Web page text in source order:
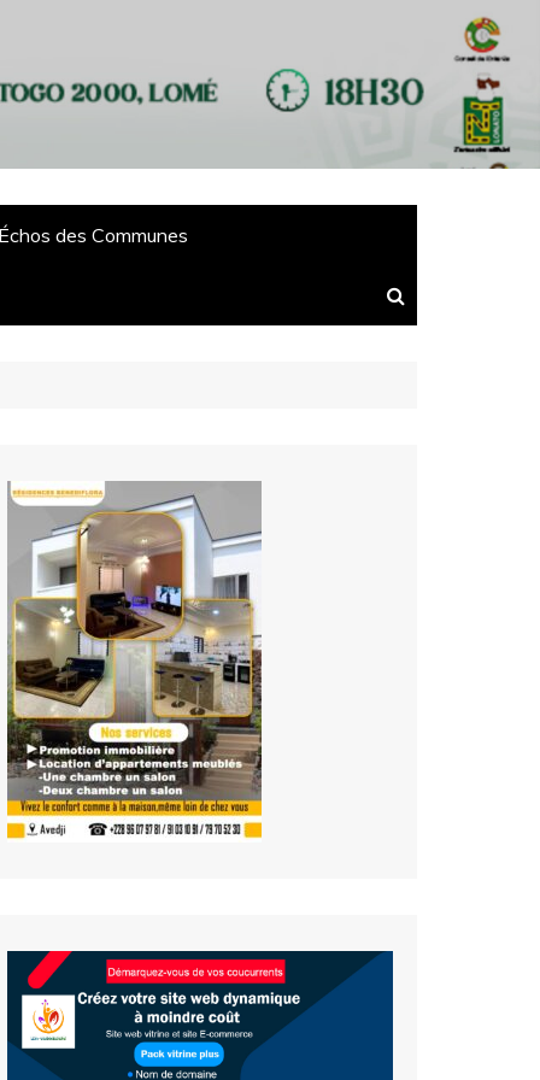
Échos des Communes